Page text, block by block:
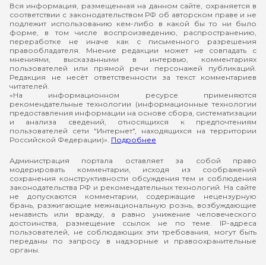
Вся информация, размещенная на данном сайте, охраняется в
соответствии с законодательством РФ об авторском праве и не
подлежит использованию кем-либо в какой бы то ни было
форме, в том числе воспроизведению, распространению,
переработке не иначе как с письменного разрешения
правообладателя. Мнение редакции может не совпадать с
мнениями, высказанными в интервью, комментариях
пользователей или прямой речи персонажей публикаций.
Редакция не несёт ответственности за текст комментариев
читателей.
«На информационном ресурсе применяются
рекомендательные технологии (информационные технологии
предоставления информации на основе сбора, систематизации
и анализа сведений, относящихся к предпочтениям
пользователей сети "Интернет", находящихся на территории
Российской Федерации)». Подробнее
Администрация портала оставляет за собой право
модерировать комментарии, исходя из соображений
сохранения конструктивности обсуждения тем и соблюдения
законодательства РФ и рекомендательных технологий. На сайте
не допускаются комментарии, содержащие нецензурную
брань, разжигающие межнациональную рознь, возбуждающие
ненависть или вражду, а равно унижение человеческого
достоинства, размещение ссылок не по теме. IP-адреса
пользователей, не соблюдающих эти требования, могут быть
переданы по запросу в надзорные и правоохранительные
органы.